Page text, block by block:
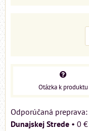
Otázka k produktu
Dunajskej Strede • 0 €